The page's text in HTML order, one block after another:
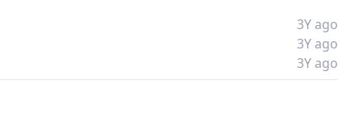
lại chết vì trượt chân té ngã.
văn giới giải trí, trở thành nữ minh tinh có danh
3Y ago
3Y ago
3Y ago